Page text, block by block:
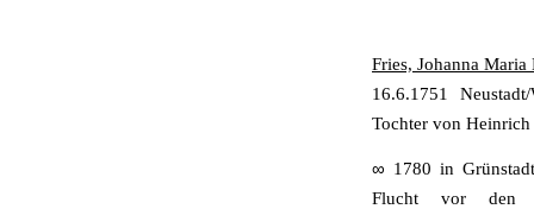
Fries, Johanna Maria
16.6.1751
Tochter von
∞ 1780 in
Flucht vor den